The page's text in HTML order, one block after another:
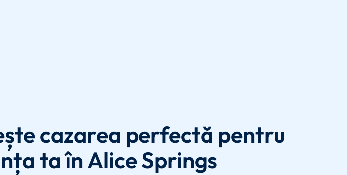
cazarea perfectă pentru
ta în Alice Springs